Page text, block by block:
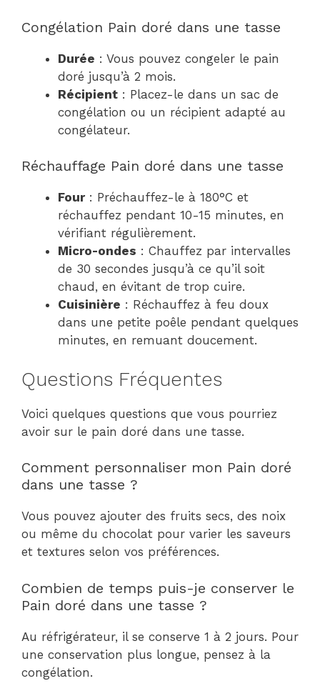
Congélation Pain doré dans une tasse
Durée : Vous pouvez congeler le pain
doré jusqu’à 2 mois.
Récipient : Placez-le dans un sac de
congélation ou un récipient adapté au
congélateur.
Réchauffage Pain doré dans une tasse
Four: Préchauffez-le à 180°C et
réchauffez pendant 10-15 minutes, en
vérifiant régulièrement.
Micro-ondes : Chauffez par intervalles
de 30 secondes jusqu’à ce qu’il soit
chaud, en évitant de trop cuire.
Cuisinière : Réchauffez à feu doux
dans une petite poêle pendant quelques
minutes, en remuant doucement.
Questions Fréquentes
Voici quelques questions que vous pourriez
avoir sur le pain doré dans une tasse.
Comment personnaliser mon Pain doré
dans une tasse ?
Vous pouvez ajouter des fruits secs, des noix
ou même du chocolat pour varier les saveurs
et textures selon vos préférences.
Combien de temps puis-je conserver le
Pain doré dans une tasse ?
Au réfrigérateur, il se conserve 1 à 2 jours. Pour
une conservation plus longue, pensez à la
congélation.